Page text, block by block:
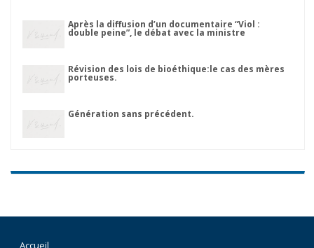
Après la diffusion d’un documentaire “Viol :
double peine”, le débat avec la ministre
Révision des lois de bioéthique:le cas des mères
porteuses.
Génération sans précédent.
Accueil